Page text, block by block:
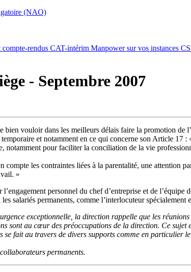
(NAO)
rendus CAT-intérim Manpower sur vos instances
- Septembre 2007
bien vouloir dans les meilleurs délais faire la promotion de l’
et notamment en ce qui concerne son Article
notamment pour faciliter la conciliation de la vie
les contraintes liées à la parentalité, une attention
»
personnel du chef d’entreprise et de l’équipe
salariés permanents, comme l’interlocuteur
exceptionnelle, la direction rappelle que les
sont au cœur des préoccupations de la direction. Ce
fait au travers de divers supports comme en particulier
permanents.